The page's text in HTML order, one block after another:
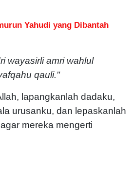
Yahudi yang Dibantah
wayasirli amri wahlul
qauli."
lapangkanlah dadaku,
urusanku, dan lepaskanlah
mereka mengerti